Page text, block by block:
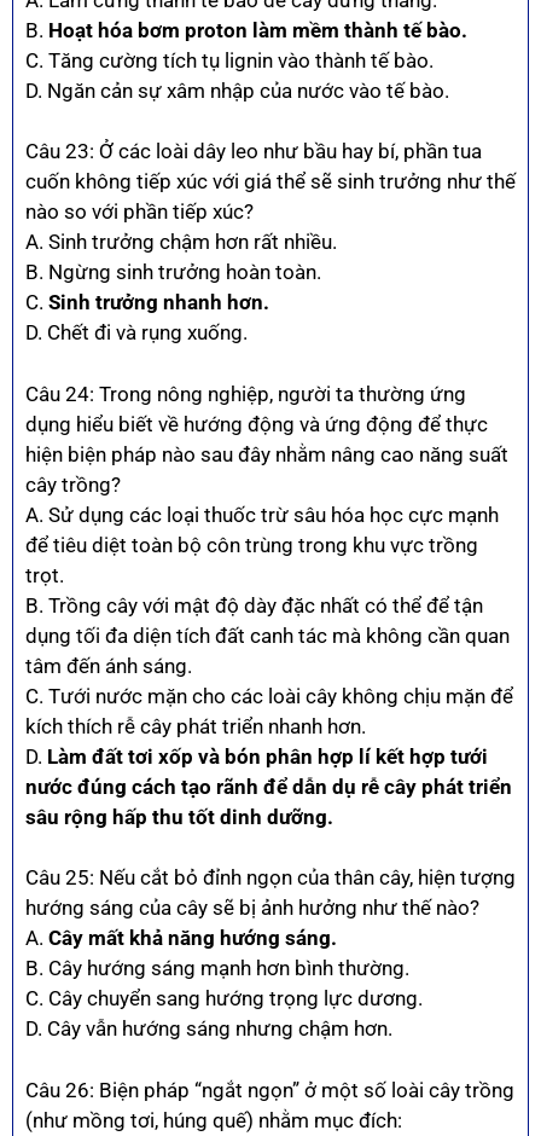
B. Hoạt hóa bơm proton làm mềm thành tế bào.
C. Tăng cường tích tụ lignin vào thành tế bào.
D. Ngăn cản sự xâm nhập của nước vào tế bào.
Câu 23: Ở các loài dây leo như bầu hay bí, phần tua
cuốn không tiếp xúc với giá thể sẽ sinh trưởng như thế
nào so với phần tiếp xúc?
A. Sinh trưởng chậm hơn rất nhiều.
B. Ngừng sinh trưởng hoàn toàn.
C. Sinh trưởng nhanh hơn.
D. Chết đi và rụng xuống.
Câu 24: Trong nông nghiệp, người ta thường ứng
dụng hiểu biết về hướng động và ứng động để thực
hiện biện pháp nào sau đây nhằm nâng cao năng suất
cây trồng?
A. Sử dụng các loại thuốc trừ sâu hóa học cực mạnh
để tiêu diệt toàn bộ côn trùng trong khu vực trồng
trọt.
B. Trồng cây với mật độ dày đặc nhất có thể để tận
dụng tối đa diện tích đất canh tác mà không cần quan
tâm đến ánh sáng.
C. Tưới nước mặn cho các loài cây không chịu mặn để
kích thích rễ cây phát triển nhanh hơn.
D. Làm đất tơi xốp và bón phân hợp lí kết hợp tưới
nước đúng cách tạo rãnh để dẫn dụ rễ cây phát triển
sâu rộng hấp thu tốt dinh dưỡng.
Câu 25: Nếu cắt bỏ đỉnh ngọn của thân cây, hiện tượng
hướng sáng của cây sẽ bị ảnh hưởng như thế nào?
A. Cây mất khả năng hướng sáng.
B. Cây hướng sáng mạnh hơn bình thường.
C. Cây chuyển sang hướng trọng lực dương.
D. Cây vẫn hướng sáng nhưng chậm hơn.
Câu 26: Biện pháp “ngắt ngọn” ở một số loài cây trồng
(như mồng tơi, húng quế) nhằm mục đích: